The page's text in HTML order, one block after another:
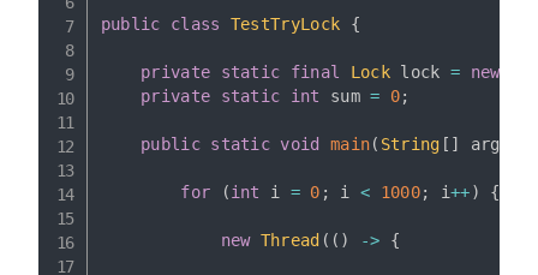
public class TestTryLock {
private static final Lock lock = new
private
static int sum = 0;
public static void main( String [ ] args
for (int i = 0 ; i < 1000; i++) {
new Thread ( ( ) -> {